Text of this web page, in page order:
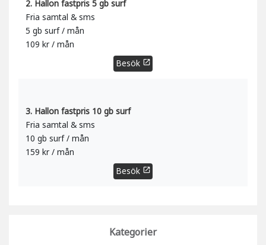
2. Hallon fastpris 5 gb surf
Fria samtal & sms
5 gb surf / mån
109 kr / mån
Besök open_in_new
3. Hallon fastpris 10 gb surf
Fria samtal & sms
10 gb surf / mån
159 kr / mån
Besök open_in_new
Kategorier